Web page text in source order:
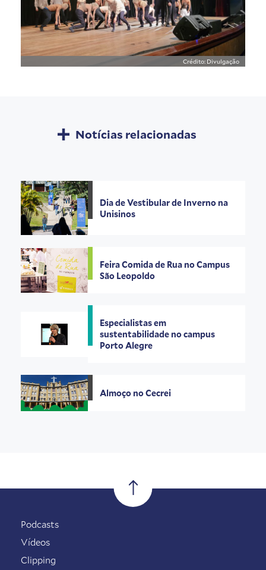
Crédito: Divulgação
Notícias relacionadas
Dia de Vestibular de Inverno na
Unisinos
Feira Comida de Rua no Campus
São Leopoldo
Especialistas em
sustentabilidade no campus
Porto Alegre
Almoço no Cecrei
Podcasts
Vídeos
Clipping